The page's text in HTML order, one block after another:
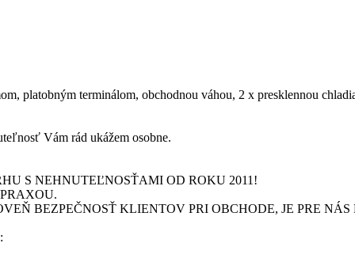
platobným terminálom, obchodnou váhou, 2 x presklennou
Vám rád ukážem osobne.
S NEHNUTEĽNOSŤAMI OD ROKU 2011!
BEZPEČNOSŤ KLIENTOV PRI OBCHODE, JE PRE NÁS